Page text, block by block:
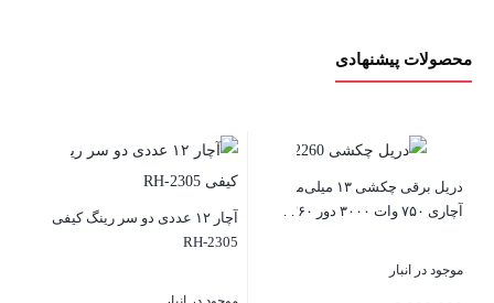
محصولات پیشنهادی
دریل برقی چکشی ۱۳ میلی‌متری
آچاری ۷۵۰ وات ۳۰۰۰ دور ۲۲۶۰
موجود در انبار
آچار ۱۲ عددی دو سر رینگ کیفی
RH-2305